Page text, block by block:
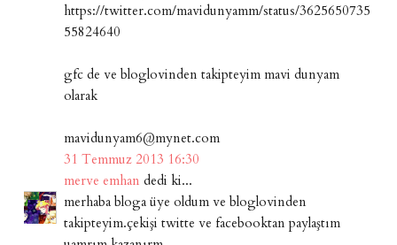
https://twitter.com/mavidunyamm/status/3625650735
55824640
gfc de ve bloglovinden takipteyim mavi dunyam
olarak
mavidunyam6@mynet.com
31 Temmuz 2013 16:30
merve emhan dedi ki...
merhaba bloga üye oldum ve bloglovinden
takipteyim.çekişi twitte ve facebooktan paylaştım